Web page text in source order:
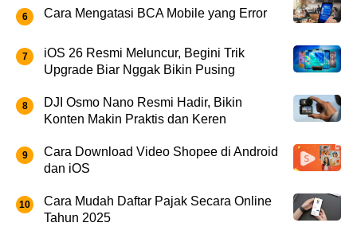
Cara Mengatasi BCA Mobile yang Error
iOS 26 Resmi Meluncur, Begini Trik
Upgrade Biar Nggak Bikin Pusing
DJI Osmo Nano Resmi Hadir, Bikin
Konten Makin Praktis dan Keren
Cara Download Video Shopee di Android
dan iOS
Cara Mudah Daftar Pajak Secara Online
Tahun 2025